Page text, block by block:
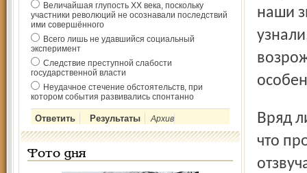
Величайшая глупость ХХ века, поскольку
участники революций не осознавали последствий
ими совершённого
Всего лишь не удавшийся социальный
эксперимент
Следствие преступной слабости
государственной власти
Неудачное стечение обстоятельств, при
котором события развивались спонтанно
Архив
Фото дня
наши
Вряд ли кто-то из них пожалел, что приехал в цирк. Всё,
что